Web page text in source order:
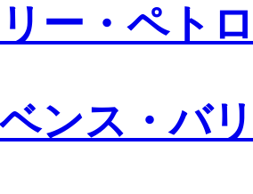
ー・ペト
ンス・バ